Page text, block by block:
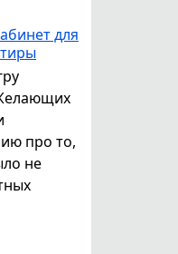
для
про то,
не